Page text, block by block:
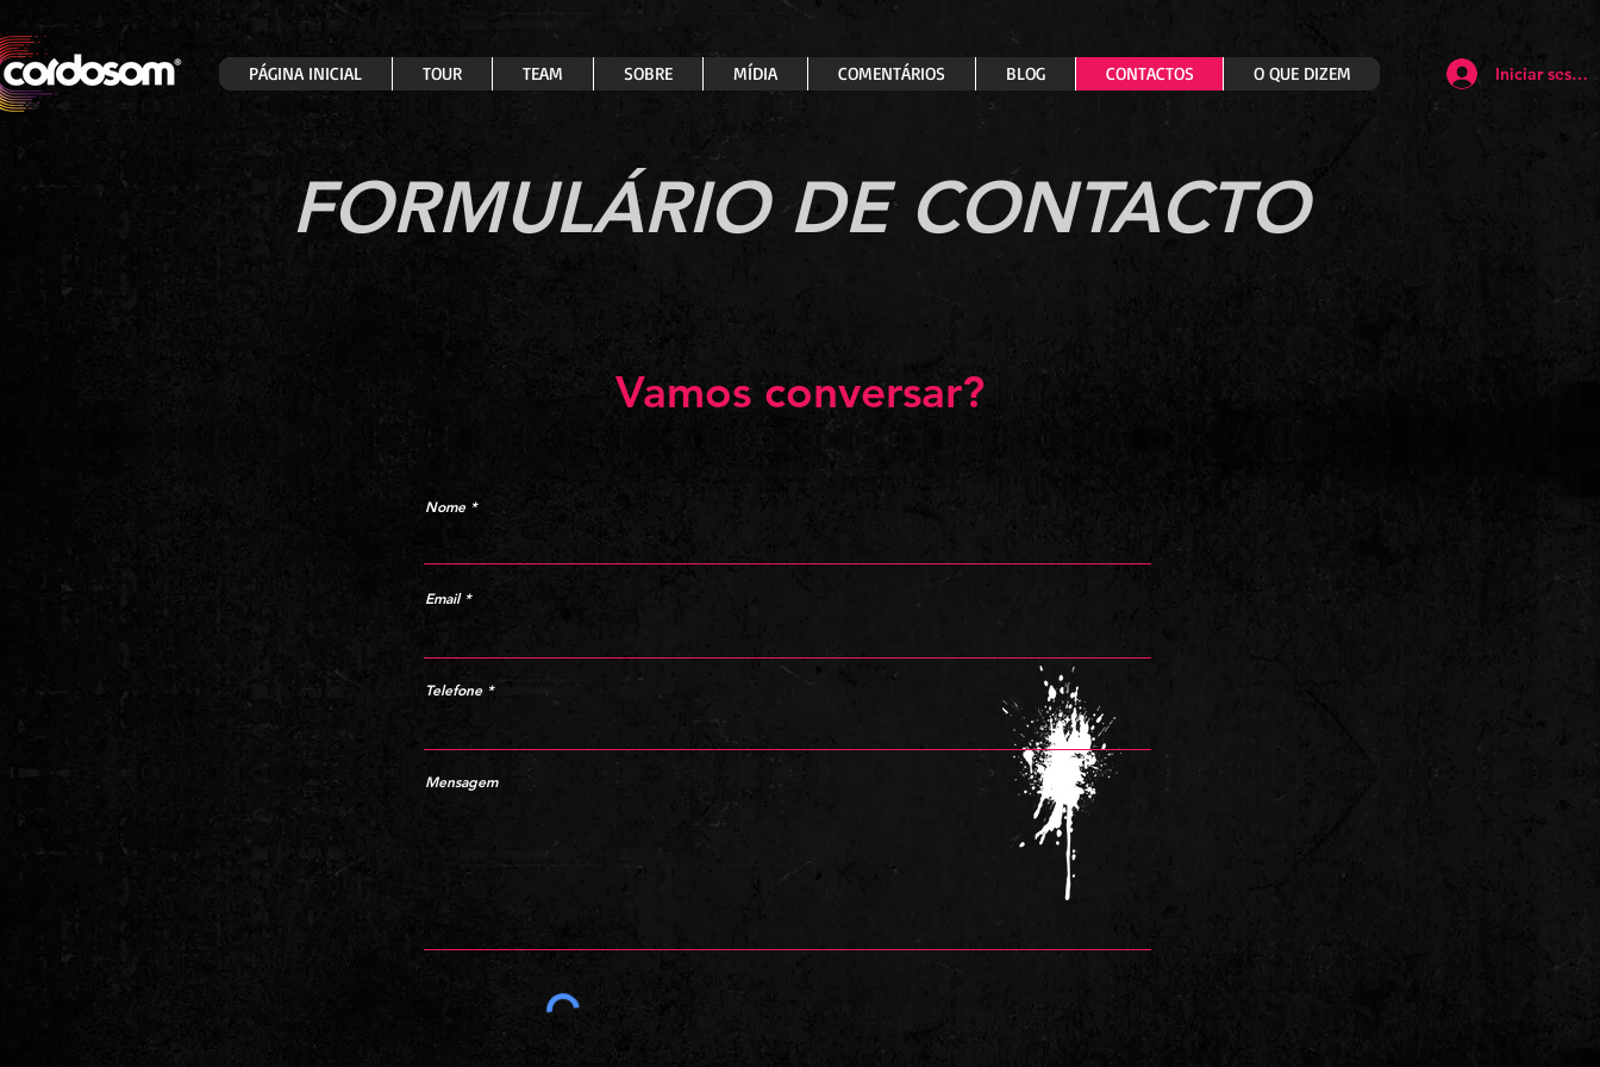
PÁGINA INICIAL TOUR TEAM SOBRE MÍDIA COMENTÁRIOS BLOG CONTACTOS O QUE DIZEM Iniciar sesión
FORMULÁRIO DE CONTACTO
Vamos conversar?
Nome
Email
Telefone
Mensagem